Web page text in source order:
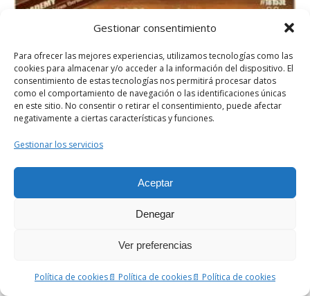
Gestionar consentimiento
Para ofrecer las mejores experiencias, utilizamos tecnologías como las
cookies para almacenar y/o acceder a la información del dispositivo. El
consentimiento de estas tecnologías nos permitirá procesar datos
como el comportamiento de navegación o las identificaciones únicas
en este sitio. No consentir o retirar el consentimiento, puede afectar
negativamente a ciertas características y funciones.
Gestionar los servicios
Aceptar
Denegar
Ver preferencias
Política de cookies📄 Política de cookies📄 Política de cookies
Tambor mecánico.